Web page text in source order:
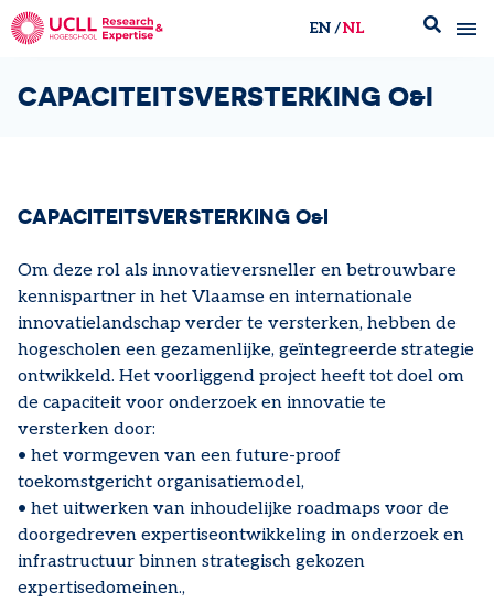
EN NL
CAPACITEITSVERSTERKING O&I
CAPACITEITSVERSTERKING O&I
Om deze rol als innovatieversneller en betrouwbare
kennispartner in het Vlaamse en internationale
innovatielandschap verder te versterken, hebben de
hogescholen een gezamenlijke, geïntegreerde strategie
ontwikkeld. Het voorliggend project heeft tot doel om
de capaciteit voor onderzoek en innovatie te
versterken door:
• het vormgeven van een future-proof
toekomstgericht organisatiemodel,
• het uitwerken van inhoudelijke roadmaps voor de
doorgedreven expertiseontwikkeling in onderzoek en
infrastructuur binnen strategisch gekozen
expertisedomeinen.,